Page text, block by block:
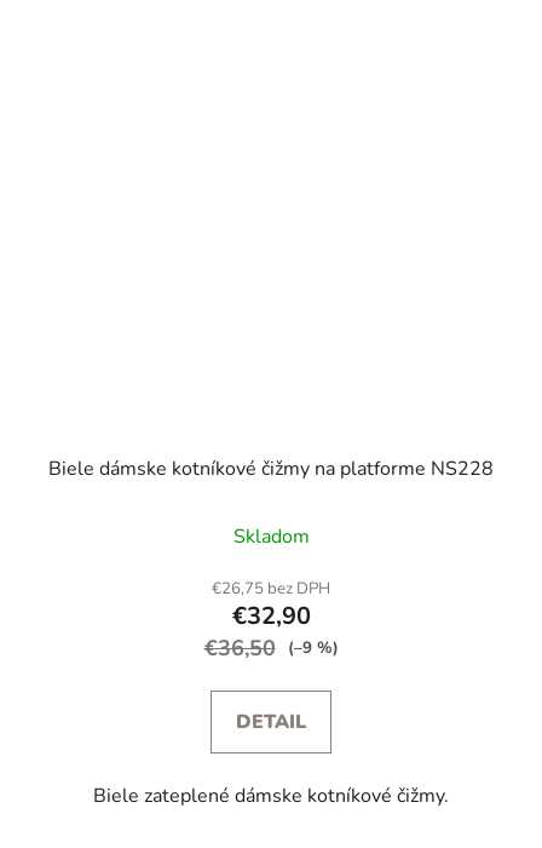
Biele dámske kotníkové čižmy na platforme NS228
Skladom
€26,75 bez DPH
€32,90
€36,50 (–9 %)
DETAIL
Biele zateplené dámske kotníkové čižmy.